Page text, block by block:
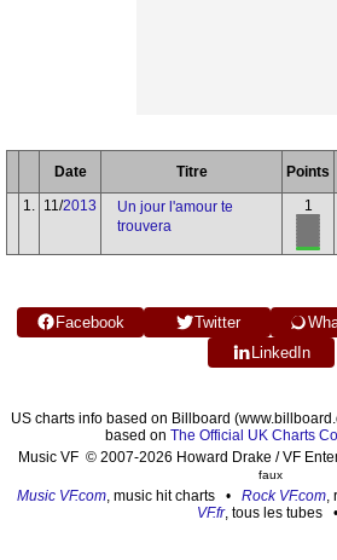
Date Titre Points
1.
11/2013
Un jour l'amour te
trouvera
1
Facebook Twitter
LinkedIn
US charts info based on Billboard
based on The Official UK Charts
Music VF © 2007-2026 Howard Drake / VF
faux
Music VF.com , music hit charts • Rock VF.com
VF.fr, tous les tubes •